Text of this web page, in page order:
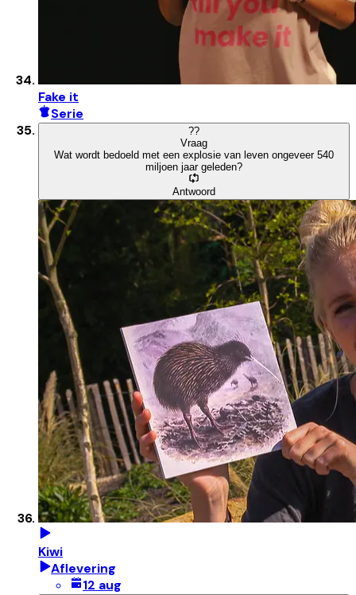
Fake it
Serie
??
Vraag
Wat wordt bedoeld met een explosie van leven ongeveer 540
miljoen jaar geleden?
Antwoord
Kiwi
Aflevering
12 aug